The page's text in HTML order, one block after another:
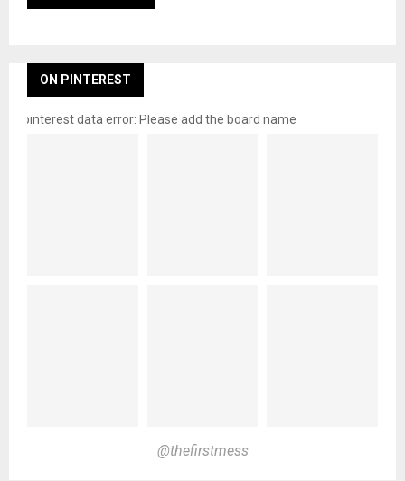
ON PINTEREST
pinterest data error: Please add the board name
@thefirstmess